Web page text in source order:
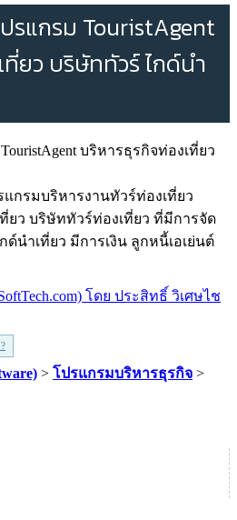
รแกรม TouristAgent
ยว บริษัททัวร์ ไกด์นำ
แกรมบริหารงานทัวร์ท่องเที่ยว
ยว บริษัททัวร์ท่องเที่ยว ที่มีการจัด
ด์นำเที่ยว มีการเงิน ลูกหนี้เอเย่นต์
โดย ประสิทธิ์ วิเศษไช
> โปรแกรมบริหารธุรกิจ >